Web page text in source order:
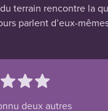
terrain rencontre la
parlent d’eux-
deux autres